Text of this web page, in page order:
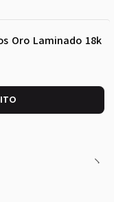
Oro Laminado 18k